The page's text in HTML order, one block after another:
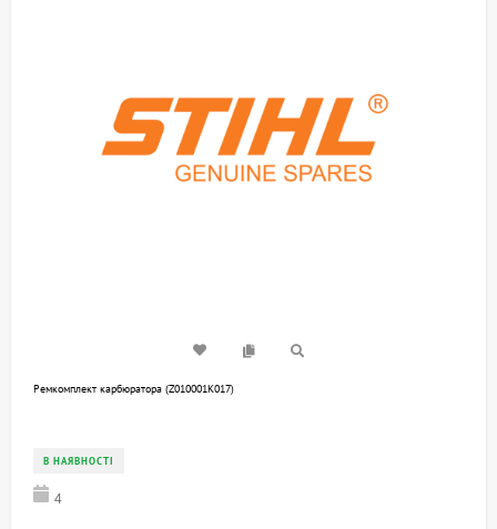
Ремкомплект карбюратора (Z010001K017)
В НАЯВНОСТІ
4